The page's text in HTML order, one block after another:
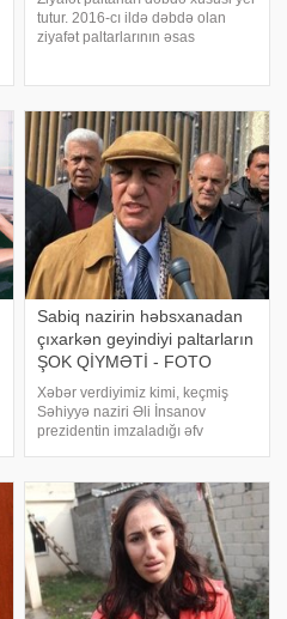
tutur. 2016-cı ildə dəbdə olan
ziyafət paltarlarının əsas
Saçaqlar. Saçaqla
Sabiq nazirin həbsxanadan
çıxarkən geyindiyi paltarların
ŞOK QİYMƏTİ - FOTO
Xəbər verdiyimiz kimi, keçmiş
Səhiyyə naziri Əli İnsanov
prezidentin imzaladığı əfv
olan geyim sosial şəbəkədə
müzakirə olunmaqdadır. xəbər
verir ki, Palt